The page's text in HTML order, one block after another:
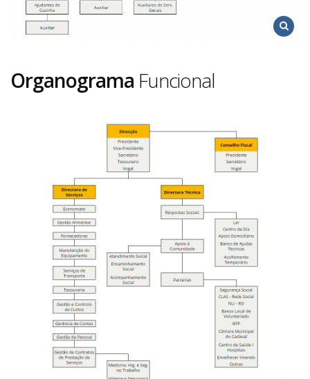
Organograma Funcional